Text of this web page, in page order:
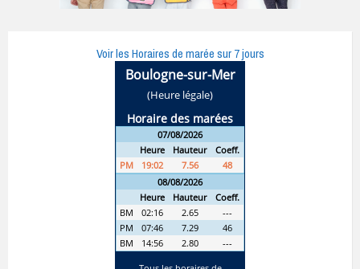
Voir les Horaires de marée sur 7 jours